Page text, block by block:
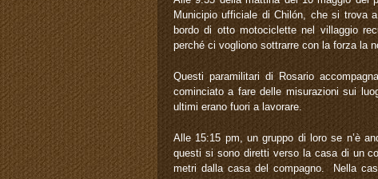
Municipio ufficiale di Chilón, che si trova
bordo di otto motociclette nel villaggio
perché ci vogliono sottrarre con la forza la
Questi paramilitari di Rosario
cominciato a fare delle misurazioni sui
ultimi erano fuori a lavorare.
Alle 15:15 pm, un gruppo di loro se n’è
questi si sono diretti verso la casa di un
metri dalla casa del compagno. Nella